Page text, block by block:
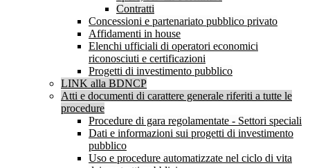
Contratti
Concessioni e partenariato pubblico privato
Affidamenti in house
Elenchi ufficiali di operatori economici
riconosciuti e certificazioni
Progetti di investimento pubblico
LINK alla BDNCP
Atti e documenti di carattere generale riferiti a tutte le
procedure
Procedure di gara regolamentate - Settori speciali
Dati e informazioni sui progetti di investimento
pubblico
Uso e procedure automatizzate nel ciclo di vita